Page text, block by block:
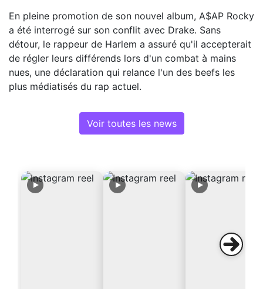
En pleine promotion de son nouvel album, A$AP Rocky
a été interrogé sur son conflit avec Drake. Sans
détour, le rappeur de Harlem a assuré qu'il accepterait
de régler leurs différends lors d'un combat à mains
nues, une déclaration qui relance l'un des beefs les
plus médiatisés du rap actuel.
Voir toutes les news